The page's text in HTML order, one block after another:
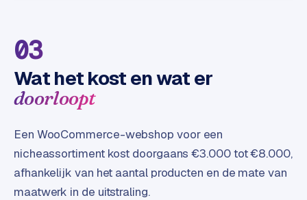
03
Wat het kost en wat er
doorloopt
Een WooCommerce-webshop voor een
nicheassortiment kost doorgaans €3.000 tot €8.000,
afhankelijk van het aantal producten en de mate van
maatwerk in de uitstraling.